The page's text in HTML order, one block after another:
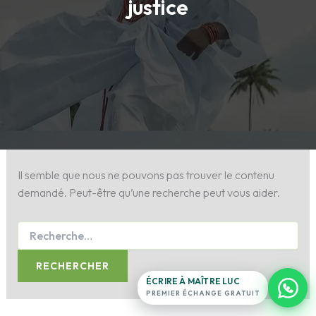
justice
Il semble que nous ne pouvons pas trouver le contenu
demandé. Peut-être qu’une recherche peut vous aider.
Maître Luc
Exposez votre situation.
ligne du
temple
16
ÉCRIRE À MAÎTRE LUC
PREMIER ÉCHANGE GRATUIT